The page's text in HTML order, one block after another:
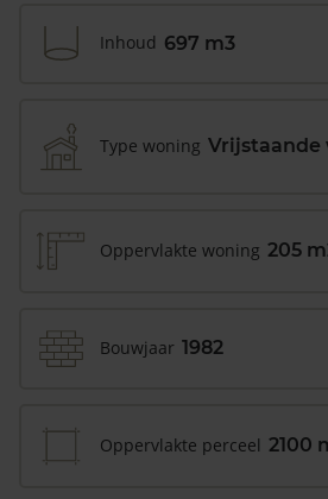
Inhoud 697 m3
Type woning Vrijstaande
Oppervlakte woning 205
Bouwjaar 1982
Oppervlakte perceel 2100